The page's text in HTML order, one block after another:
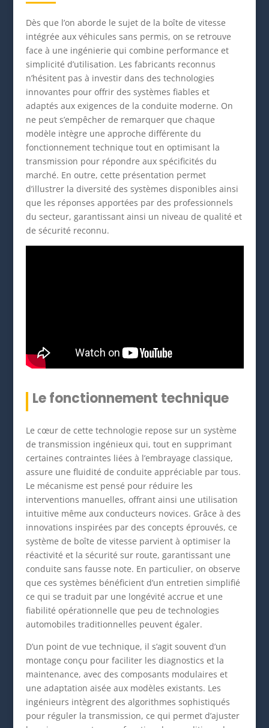
Dès que l’on aborde le sujet de la boîte de vitesse
intégrée aux véhicules sans permis, on se retrouve
face à une ingénierie qui combine performance et
simplicité d’utilisation. Les fabricants reconnus
n’hésitent pas à investir dans des technologies
innovantes pour offrir des systèmes fiables et
adaptés aux exigences de la conduite moderne. On
ne peut s’empêcher de remarquer que chaque
modèle intègre une approche différente du
fonctionnement technique tout en optimisant la
transmission pour répondre aux spécificités du
marché. En outre, cette présentation permet
d’illustrer la diversité des systèmes disponibles ainsi
que les réponses apportées par des professionnels
du secteur, garantissant ainsi un niveau de qualité et
de sécurité reconnu.
Le fonctionnement technique
Le cœur de cette technologie repose sur un système
de transmission ingénieux qui, tout en supprimant
certaines contraintes liées à l’embrayage classique,
assure une fluidité de conduite appréciable par tous.
Le mécanisme est pensé pour réduire les
interventions manuelles, offrant ainsi une utilisation
intuitive même aux conducteurs novices. Grâce à des
innovations inspirées par des concepts éprouvés, ce
système de boîte de vitesse parvient à optimiser la
réactivité et la sécurité sur route, garantissant une
conduite sans fausse note. En particulier, on observe
que ces systèmes bénéficient d’un entretien simplifié
ce qui se traduit par une longévité accrue et une
fiabilité opérationnelle que peu de technologies
automobiles traditionnelles peuvent égaler.
D’un point de vue technique, il s’agit souvent d’un
montage conçu pour faciliter les diagnostics et la
maintenance, avec des composants modulaires et
une adaptation aisée aux modèles existants. Les
ingénieurs intègrent des algorithmes sophistiqués
pour réguler la transmission, ce qui permet d’ajuster